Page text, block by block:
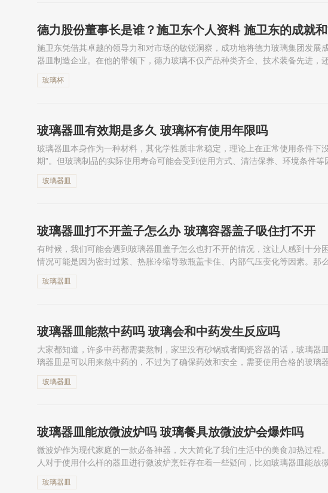
德力股份董事长是谁？施卫东个人资料 施卫东的成就
施卫东凭借其卓越的领导力和对市场的敏锐洞察，成功地将德力玻璃集团发展
器皿制造企业。在他的带领下，德力玻璃不仅产品种类齐全、技术装备先进，
玻璃杯
玻璃器皿有效期是多久 玻璃杯有使用年限吗
玻璃器皿本身作为一种材料，其化学性质非常稳定，理论上在正常使用条件下
期”。但玻璃制品的实际使用寿命可能会受到使用方式、清洁保养、环境条件等
玻璃器皿
玻璃器皿打不开盖子怎么办 玻璃容器盖子吸住打不开
有时候，我们可能会遇到玻璃器皿盖子怎么也打不开的情况，这让人感到十分
情况可能是因为密封过紧、热胀冷缩导致瓶盖卡住、内部气压变化等因素。那
玻璃器皿
玻璃器皿能熬中药吗 玻璃会和中药发生反应吗
大家都知道，许多中药都需要熬制，家里没有砂锅或者陶瓷容器的话，玻璃器
璃器皿是可以用来熬中药的，不过为了确保药效和安全，需要使用合格的玻璃
玻璃器皿
玻璃器皿能放微波炉吗 玻璃餐具放微波炉会爆炸吗
微波炉作为现代家庭的一款必备神器，大大简化了我们生活中的美食加热过程
人对于使用什么样的器皿进行微波炉烹饪存在着一些疑问，比如玻璃器皿能放
玻璃器皿